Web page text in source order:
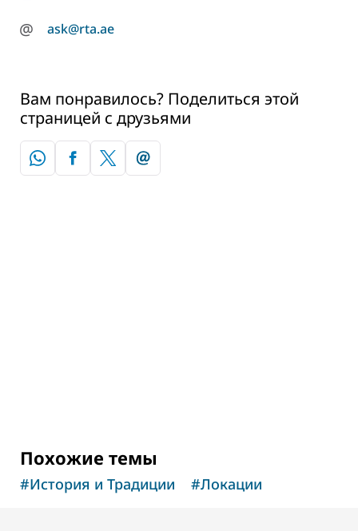
@ ask@rta.ae
Вам понравилось? Поделиться этой
страницей с друзьями
Похожие темы
#История и Традиции #Локации